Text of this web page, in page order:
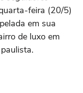
feira (20/5)
em sua
de luxo em